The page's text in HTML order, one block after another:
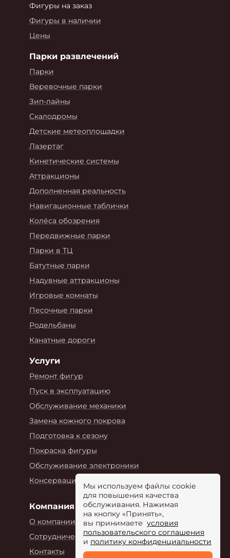
Мы используем файлы cookie
для повышения качества
обслуживания. Нажимая
на кнопку «Принять»,
вы принимаете условия
пользовательского соглашения
и политику конфиденциальности
Фигуры на заказ
Фигуры в наличии
Цены
Парки развлечений
Парки
Веревочные парки
Зип-лайны
Скалодромы
Детские метеоплощадки
Лазертаг
Кинетические системы
Аттракционы
Дополненная реальность
Навигационные таблички
Колёса обозрения
Передвижные парки
Парки в ТЦ
Батутные парки
Надувные аттракционы
Игровые комнаты
Песочные парки
Родельбаны
Канатные дороги
Услуги
Ремонт фигур
Пуск в эксплуатацию
Обслуживание механики
Замена кожного покрова
Подготовка к сезону
Покраска фигуры
Обслуживание электроники
Консервация на зиму
Компания
О компании
Сотрудничество
Контакты